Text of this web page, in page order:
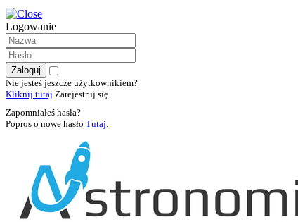
Logowanie
Nie jesteś jeszcze użytkownikiem?
Kliknij tutaj Zarejestruj się.
Zapomniałeś hasła?
Poproś o nowe hasło Tutaj.